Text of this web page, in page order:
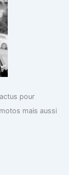
pour
mais aussi